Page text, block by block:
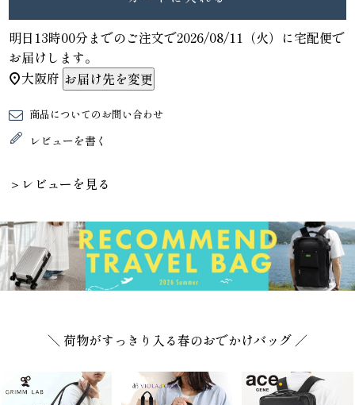
明日 13時00分までのご注文で2026/08/11（火） に宅配便で
お届けします。
大阪府 お届け先を変更
商品についてのお問い合わせ
レビューを書く
＞レビューを見る
＼ 荷物がすっきり入る春のおでかけバッグ ／